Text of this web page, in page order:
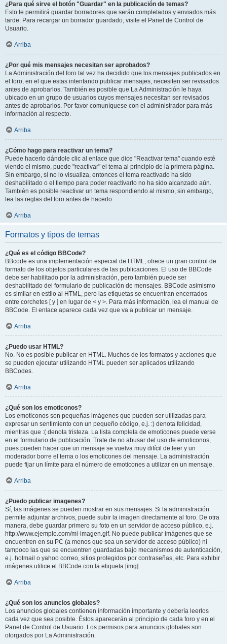
¿Para qué sirve el botón "Guardar" en la publicación de temas?
Esto le permitirá guardar borradores que serán completados y enviados más
tarde. Para recargar un borrador guardado, visite el Panel de Control de
Usuario.
Arriba
¿Por qué mis mensajes necesitan ser aprobados?
La Administración del foro tal vez ha decidido que los mensajes publicados en
el foro, en el que estas intentando publicar mensajes, necesiten ser revisados
antes de aprobarlos. También es posible que La Administración le haya
ubicado en un grupo de usuarios cuyos mensajes necesitan ser revisados
antes de aprobarlos. Por favor comuníquese con el administrador para más
información al respecto.
Arriba
¿Cómo hago para reactivar un tema?
Puede hacerlo dándole clic al enlace que dice "Reactivar tema" cuando esté
viendo el mismo, puede "reactivar" el tema al principio de la primera página.
Sin embargo, si no lo visualiza, entonces el tema reactivado ha sido
deshabilitado o el tiempo para poder reactivarlo no ha sido alcanzado aún.
También es posible reactivar un tema respondiendo al mismo, sin embargo,
lea las reglas del foro antes de hacerlo.
Arriba
Formatos y tipos de temas
¿Qué es el código BBCode?
BBcode es una implementación especial de HTML, ofrece un gran control de
formato de los objetos particulares de las publicaciones. El uso de BBCode
debe ser habilitado por la administración, pero también puede ser
deshabilitado del formulario de publicación de mensajes. BBCode asimismo
es similar en estilo al HTML, pero las etiquetas se encuentran encerrados
entre corchetes [ y ] en lugar de < y >. Para más información, lea el manual de
BBCode. El enlace aparece cada vez que va a publicar un mensaje.
Arriba
¿Puedo usar HTML?
No. No es posible publicar en HTML. Muchos de los formatos y acciones que
se pueden ejecutar utilizando HTML pueden ser aplicados utilizando
BBCodes.
Arriba
¿Qué son los emoticonos?
Los emoticonos son pequeñas imágenes que pueden ser utilizadas para
expresar un sentimiento con un pequeño código, e.j. :) denota felicidad,
mientras que :( denota tristeza. La lista completa de emoticones puede verse
en el formulario de publicación. Trate de no abusar del uso de emoticonos,
pues pueden hacer que un mensaje se vuelva muy difícil de leer y un
moderador borre el tema o los emoticones del mensaje. La administración
puede fijar un límite para el número de emoticones a utilizar en un mensaje.
Arriba
¿Puedo publicar imagenes?
Sí, las imágenes se pueden mostrar en sus mensajes. Si la administración
permite adjuntar archivos, puede subir la imagen directamente al foro. De otra
manera, debe guardar primero su foto en un servidor de acceso público, e.j.
http://www.ejemplo.com/mi-imagen.gif. No puede publicar imágenes que se
encuentren en su PC (a menos que sea un servidor de acceso público) ni
tampoco las que se encuentren guardadas bajo mecanismos de autenticación,
e.j. hotmail o yahoo correo, sitios protegidos por contraseñas, etc. Para exhibir
imágenes utilice el BBCode con la etiqueta [img].
Arriba
¿Qué son los anuncios globales?
Los anuncios globales contienen información importante y debería leerlos
cada vez que sea posible. Éstos aparecerán al principio de cada foro y en el
Panel de Control de Usuario. Los permisos para anuncios globales son
otorgados por La Administración.